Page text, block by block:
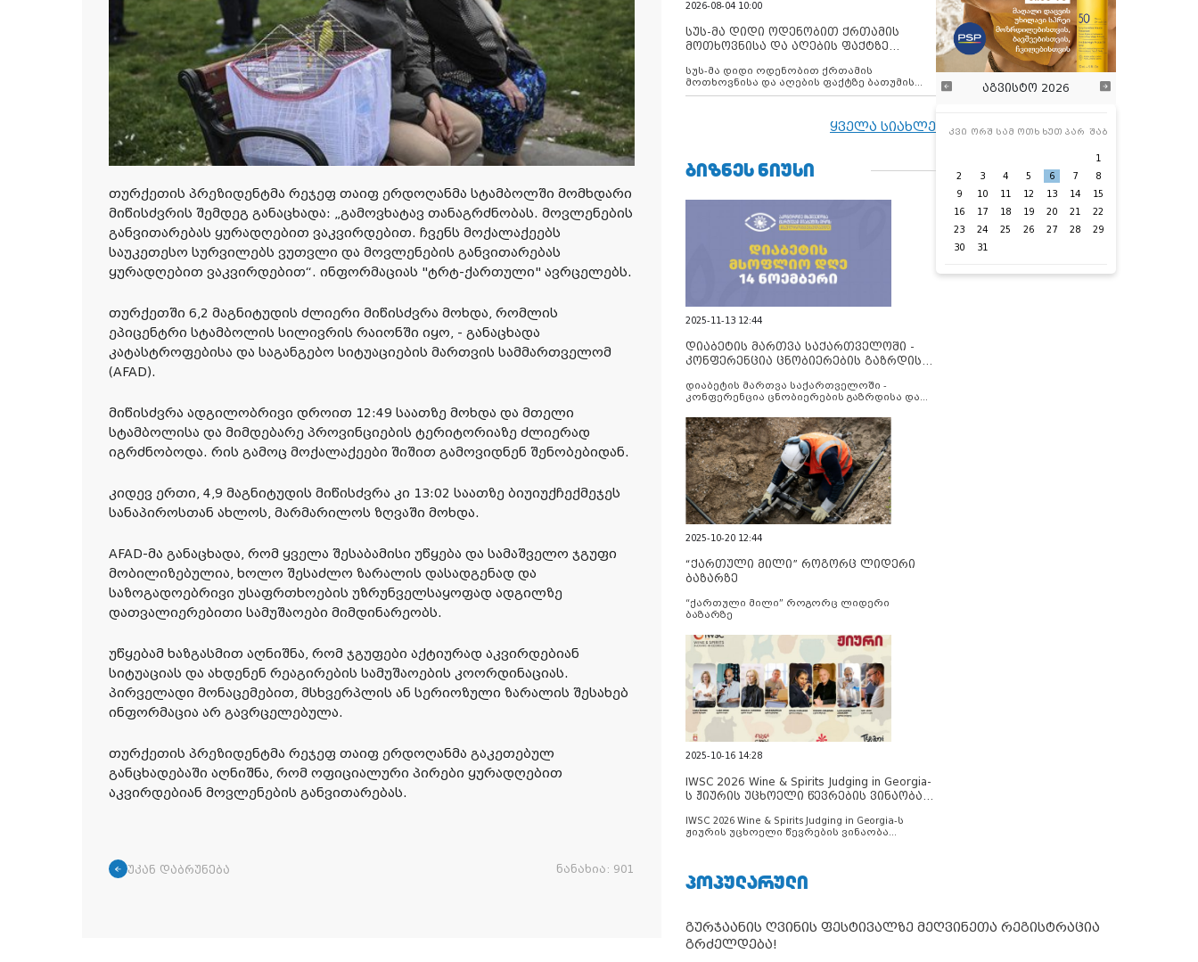
თურქეთის პრეზიდენტმა რეჯეფ თაიფ ერდოღანმა სტამბოლში მომხდარი
მიწისძვრის შემდეგ განაცხადა: „გამოვხატავ თანაგრძნობას. მოვლენების
განვითარებას ყურადღებით ვაკვირდებით. ჩვენს მოქალაქეებს
საუკეთესო სურვილებს ვუთვლი და მოვლენების განვითარებას
ყურადღებით ვაკვირდებით“. ინფორმაციას "ტრტ-ქართული" ავრცელებს.
თურქეთში 6,2 მაგნიტუდის ძლიერი მიწისძვრა მოხდა, რომლის
ეპიცენტრი სტამბოლის სილივრის რაიონში იყო, - განაცხადა
კატასტროფებისა და საგანგებო სიტუაციების მართვის სამმართველომ
(AFAD).
მიწისძვრა ადგილობრივი დროით 12:49 საათზე მოხდა და მთელი
სტამბოლისა და მიმდებარე პროვინციების ტერიტორიაზე ძლიერად
იგრძნობოდა. რის გამოც მოქალაქეები შიშით გამოვიდნენ შენობებიდან.
კიდევ ერთი, 4,9 მაგნიტუდის მიწისძვრა კი 13:02 საათზე ბიუიუქჩექმეჯეს
სანაპიროსთან ახლოს, მარმარილოს ზღვაში მოხდა.
AFAD-მა განაცხადა, რომ ყველა შესაბამისი უწყება და სამაშველო ჯგუფი
მობილიზებულია, ხოლო შესაძლო ზარალის დასადგენად და
საზოგადოებრივი უსაფრთხოების უზრუნველსაყოფად ადგილზე
დათვალიერებითი სამუშაოები მიმდინარეობს.
უწყებამ ხაზგასმით აღნიშნა, რომ ჯგუფები აქტიურად აკვირდებიან
სიტუაციას და ახდენენ რეაგირების სამუშაოების კოორდინაციას.
პირველადი მონაცემებით, მსხვერპლის ან სერიოზული ზარალის შესახებ
ინფორმაცია არ გავრცელებულა.
თურქეთის პრეზიდენტმა რეჯეფ თაიფ ერდოღანმა გაკეთებულ
განცხადებაში აღნიშნა, რომ ოფიციალური პირები ყურადღებით
აკვირდებიან მოვლენების განვითარებას.
უკან დაბრუნება ნანახია: 901
2026-08-04 10:00
სუს-მა დიდი ოდენობით ქრთამის
მოთხოვნისა და აღების ფაქტზე
დააკავა
სუს-მა დიდი ოდენობით ქრთამის
მოთხოვნისა და აღების ფაქტზე ბათუმის
მერიის თანამშრომელი დააკავა
ყველა სიახლე
ᲑᲘᲖᲜᲔᲡ ᲜᲘᲣᲡᲘ
2025-11-13 12:44
დიაბეტის მართვა საქართველოში -
კონფერენცია ცნობიერების გაზრდისა
დიაბეტის მართვა საქართველოში -
კონფერენცია ცნობიერების გაზრდისა და
2025-10-20 12:44
“ქართული მილი” როგორც ლიდერი
ბაზარზე
“ქართული მილი” როგორც ლიდერი
ბაზარზე
2025-10-16 14:28
IWSC 2026 Wine & Spirits Judging in Georgia-
ს ჟიურის უცხოელი წევრების ვინაობა
IWSC 2026 Wine & Spirits Judging in Georgia-ს
ჟიურის უცხოელი წევრების ვინაობა
აგვისტო 2026
კვი ორშ სამ ოთხ ხუთ პარ შაბ
1
2
3 4 5 6 7
8
9
10 11 12 13 14
15
16
17 18 19 20 21
22
23
24 25 26 27 28
29
30
31
ᲞᲝᲞᲣᲚᲐᲠᲣᲚᲘ
გურჯაანის ღვინის ფესტივალზე მეღვინეთა რეგისტრაცია
გრძელდება!